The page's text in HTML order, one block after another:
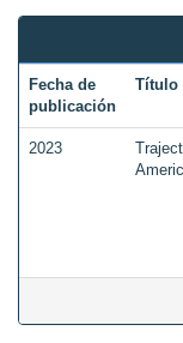
Fecha de
publicación
Título
2023